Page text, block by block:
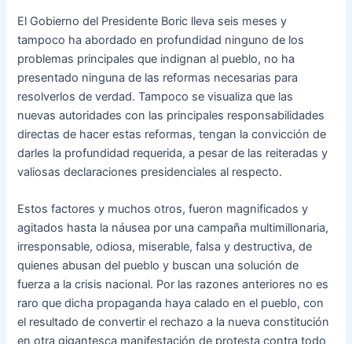
El Gobierno del Presidente Boric lleva seis meses y
tampoco ha abordado en profundidad ninguno de los
problemas principales que indignan al pueblo, no ha
presentado ninguna de las reformas necesarias para
resolverlos de verdad. Tampoco se visualiza que las
nuevas autoridades con las principales responsabilidades
directas de hacer estas reformas, tengan la convicción de
darles la profundidad requerida, a pesar de las reiteradas y
valiosas declaraciones presidenciales al respecto.
Estos factores y muchos otros, fueron magnificados y
agitados hasta la náusea por una campaña multimillonaria,
irresponsable, odiosa, miserable, falsa y destructiva, de
quienes abusan del pueblo y buscan una solución de
fuerza a la crisis nacional. Por las razones anteriores no es
raro que dicha propaganda haya calado en el pueblo, con
el resultado de convertir el rechazo a la nueva constitución
en otra gigantesca manifestación de protesta contra todo